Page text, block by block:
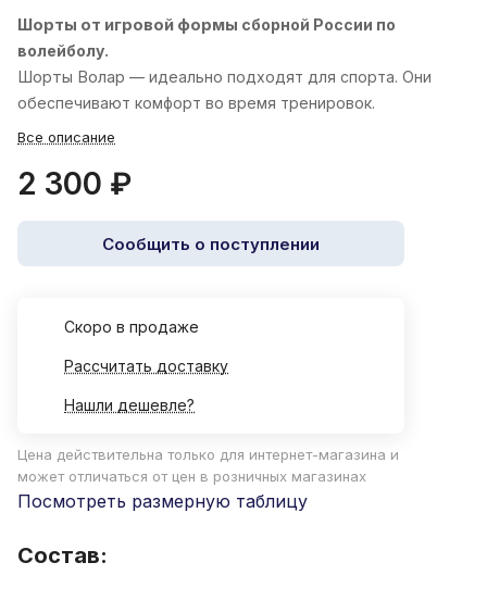
Шорты от игровой формы сборной России по
волейболу.
Шорты Волар — идеально подходят для спорта. Они
обеспечивают комфорт во время тренировок.
Все описание
2 300 ₽
Сообщить о поступлении
Cкоро в продаже
Рассчитать доставку
Нашли дешевле?
Цена действительна только для интернет-магазина и
может отличаться от цен в розничных магазинах
Посмотреть размерную таблицу
Состав: